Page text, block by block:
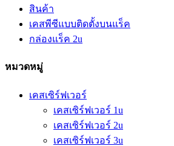
สินค้า
เคสพีซีแบบติดตั้งบนแร็ค
กล่องแร็ค 2u
หมวดหมู่
เคสเซิร์ฟเวอร์
เคสเซิร์ฟเวอร์ 1u
เคสเซิร์ฟเวอร์ 2u
เคสเซิร์ฟเวอร์ 3u